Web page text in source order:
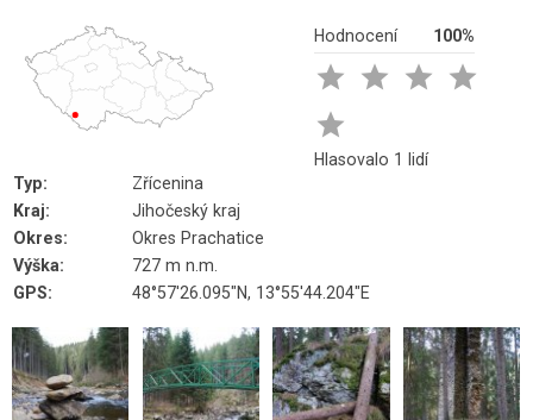
Hodnocení 100%
   

Hlasovalo 1 lidí
Typ:
Zřícenina
Kraj:
Jihočeský kraj
Okres:
Okres Prachatice
Výška:
727 m n.m.
GPS:
48°57'26.095"N, 13°55'44.204"E